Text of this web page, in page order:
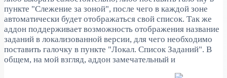
пункте "Слежение за зоной", после чего в каждой зоне
автоматически будет отображаться свой список. Так же
аддон поддерживает возможность отображения название
заданий в локализованной версии, для чего необходимо
поставить галочку в пункте "Локал. Список Заданий". В
общем, на мой взгляд, аддон замечательный и